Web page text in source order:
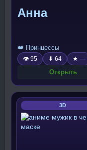
Анна
👑 Принцессы
👁 95 ⬇ 64 ★ —
Открыть
3D